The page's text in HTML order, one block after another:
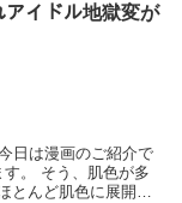
アイドル地獄変が
。 そう、肌色が多